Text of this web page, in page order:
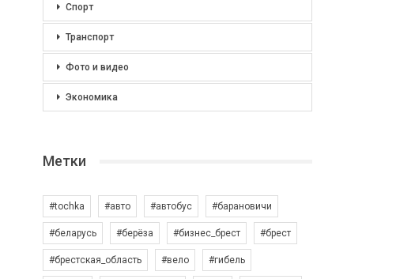
Спорт
Транспорт
Фото и видео
Экономика
Метки
#tochka #авто #автобус #барановичи
#беларусь #берёза #бизнес_брест #брест
#брестская_область #вело #гибель